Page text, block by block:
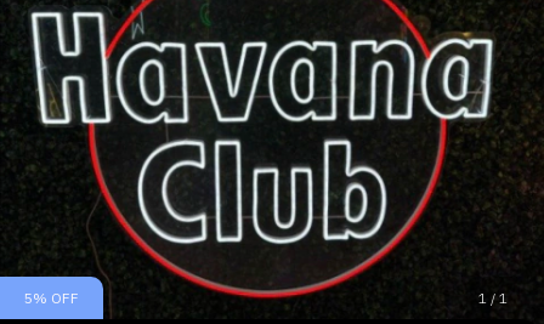
5% OFF 1 / 1